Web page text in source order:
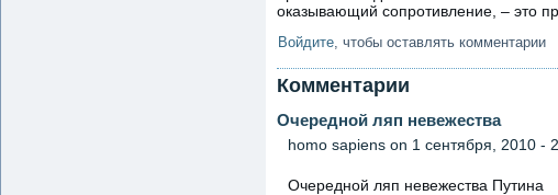
оказывающий сопротивление, – это
Войдите , чтобы оставлять комментарии
Комментарии
Очередной ляп невежества
homo sapiens on 1 сентября, 2010 -
Очередной ляп невежества Путина